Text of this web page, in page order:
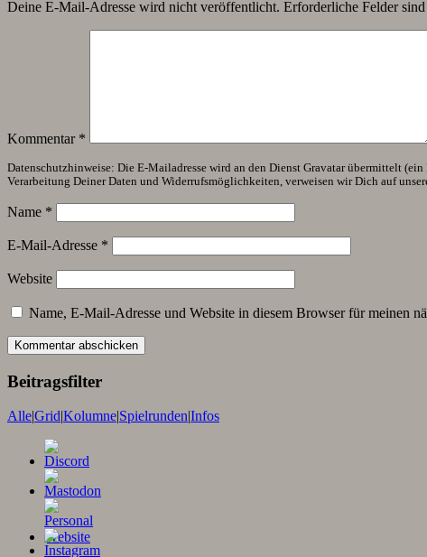
Deine E-Mail-Adresse wird nicht veröffentlicht. Erforderliche Felder
Kommentar *
Datenschutzhinweise: Die E-Mailadresse wird an den Dienst Gravatar übermittelt
Verarbeitung Deiner Daten und Widerrufsmöglichkeiten, verweisen wir Dich auf
Name *
E-Mail-Adresse *
Website
Name, E-Mail-Adresse und Website in diesem Browser für meinen
Beitragsfilter
Alle|Grid|Kolumne|Spielrunden|Infos